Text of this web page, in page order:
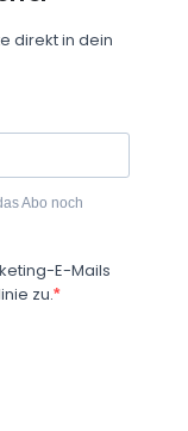
direkt in dein
Abo noch
E-Mails
zu.